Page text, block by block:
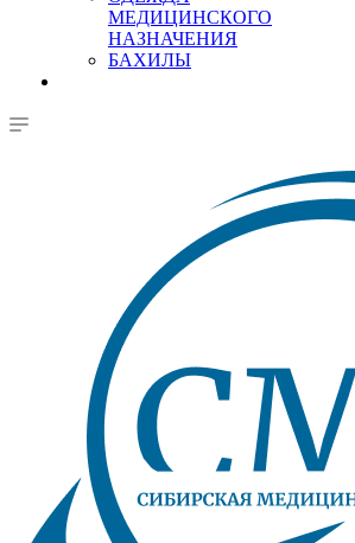
МЕДИЦИНСКОГО
НАЗНАЧЕНИЯ
БАХИЛЫ